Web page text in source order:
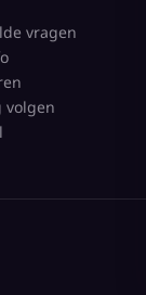
vragen
volgen